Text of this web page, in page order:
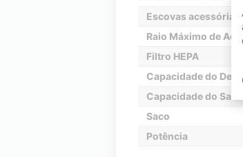
Escovas acessórias
Raio Máximo de
Filtro HEPA
Capacidade do
Capacidade do Saco
Saco
Potência